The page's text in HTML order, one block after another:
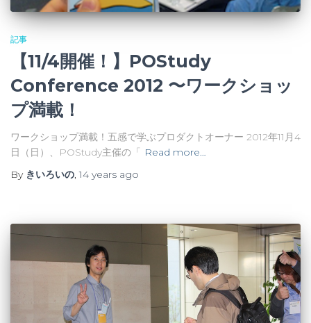
記事
【11/4開催！】POStudy
Conference 2012 〜ワークショッ
プ満載！
ワークショップ満載！五感で学ぶプロダクトオーナー 2012年11月4
日（日）、POStudy主催の「 Read more…
By きいろいの,14 years ago